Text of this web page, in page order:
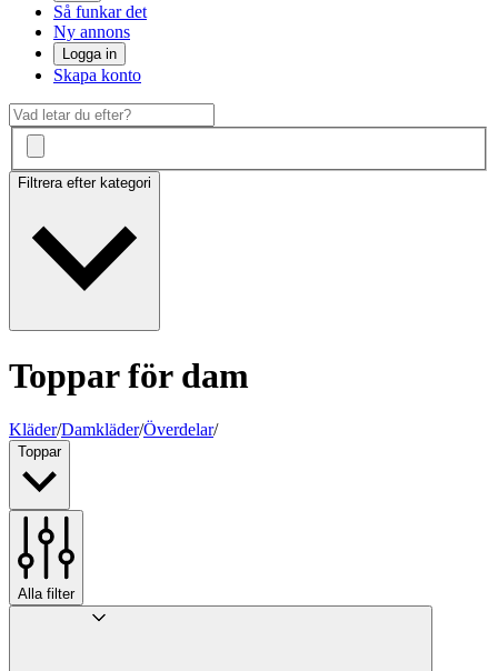
Så funkar det
Ny annons
Logga in
Skapa konto
Filtrera efter kategori
Toppar för dam
Kläder/Damkläder/Överdelar/
Toppar
Alla filter